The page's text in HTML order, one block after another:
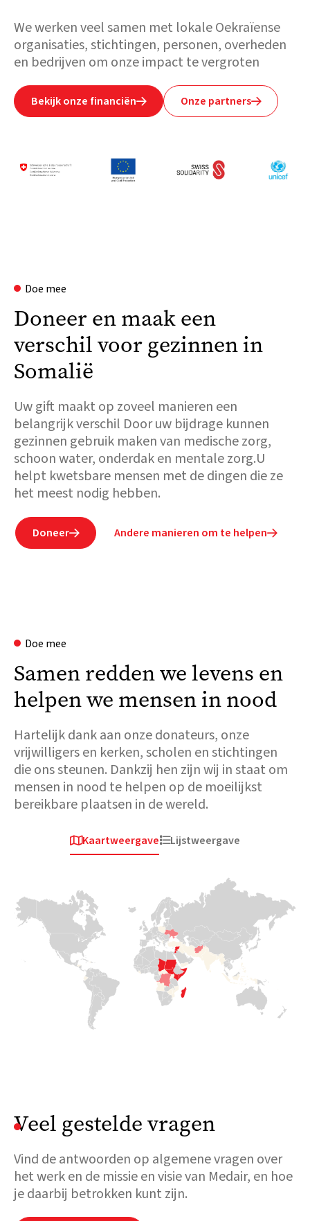
We werken veel samen met lokale Oekraïense
organisaties, stichtingen, personen, overheden
en bedrijven om onze impact te vergroten
Bekijk onze financiën Onze partners
Doe mee
Doneer en maak een
verschil voor gezinnen in
Somalië
Uw gift maakt op zoveel manieren een
belangrijk verschil Door uw bijdrage kunnen
gezinnen gebruik maken van medische zorg,
schoon water, onderdak en mentale zorg.U
helpt kwetsbare mensen met de dingen die ze
het meest nodig hebben.
Doneer Andere manieren om te helpen
Doe mee
Samen redden we levens en
helpen we mensen in nood
Hartelijk dank aan onze donateurs, onze
vrijwilligers en kerken, scholen en stichtingen
die ons steunen. Dankzij hen zijn wij in staat om
mensen in nood te helpen op de moeilijkst
bereikbare plaatsen in de wereld.
Deze massale
toestroom legt
een enorme druk
op de toch al
overbelaste
hulpbronnen.
Met beperkte
vluchtelingen is
essentiële WASH-
en voedingshulp
Europa en
Toen in 2022 het
geweld begon en
miljoenen gezinnen
moesten vluchten,
was Medair er
binnen enkele
dagen om hen te
helpen met
praktische en
broodnodige
In april 2023
gevechten uit
rond de
hoofdstad
Khartoem. Meer
dan 4 miljoen
mensen
ontvluchtten hun
huizen. Nu
bevindt Soedan
zich opnieuw in
een humanitaire
KaartweergaveLijstweergave
Veel gestelde vragen
Vind de antwoorden op algemene vragen over
het werk en de missie en visie van Medair, en hoe
je daarbij betrokken kunt zijn.